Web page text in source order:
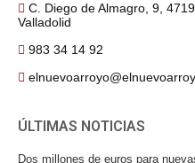
C. Diego de Almagro, 9,
Valladolid
983 34 14 92
ÚLTIMAS NOTICIAS
Dos millones de euros para